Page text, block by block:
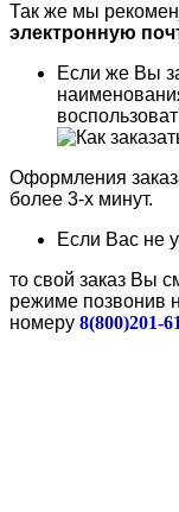
Так же мы
электронную
Если же Вы
Оформления
более 3-х минут.
Если Вас не
то свой заказ Вы
режиме позвонив
номеру 8(800)201-